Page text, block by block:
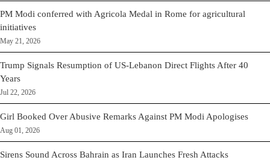
PM Modi conferred with Agricola Medal in Rome for agricultural
initiatives
May 21, 2026
Trump Signals Resumption of US-Lebanon Direct Flights After 40
Years
Jul 22, 2026
Girl Booked Over Abusive Remarks Against PM Modi Apologises
Aug 01, 2026
Sirens Sound Across Bahrain as Iran Launches Fresh Attacks